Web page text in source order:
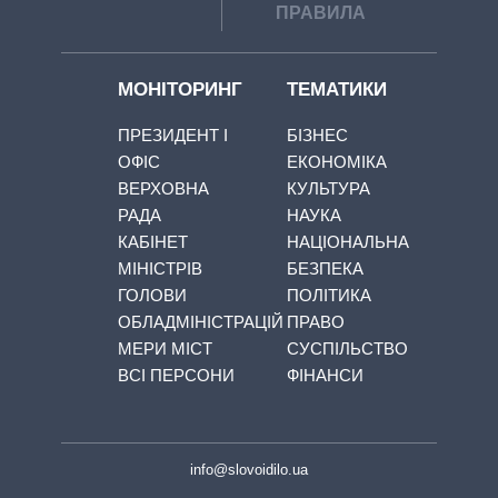
ПРАВИЛА
МОНІТОРИНГ
ПРЕЗИДЕНТ І
ОФІС
ВЕРХОВНА
РАДА
КАБІНЕТ
МІНІСТРІВ
ГОЛОВИ
ОБЛАДМІНІСТРАЦІЙ
МЕРИ МІСТ
ВСІ ПЕРСОНИ
ТЕМАТИКИ
БІЗНЕС
ЕКОНОМІКА
КУЛЬТУРА
НАУКА
НАЦІОНАЛЬНА
БЕЗПЕКА
ПОЛІТИКА
ПРАВО
СУСПІЛЬСТВО
ФІНАНСИ
info@slovoidilo.ua